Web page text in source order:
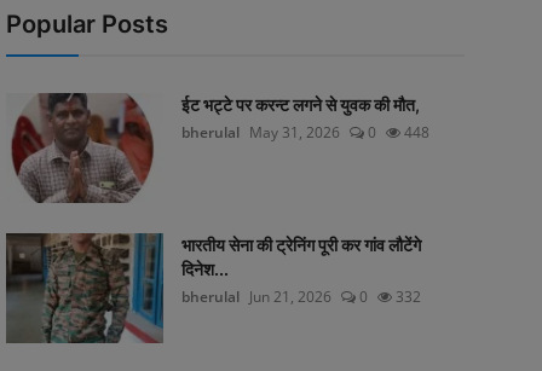
Popular Posts
ईट भट्टे पर करन्ट लगने से युवक की मौत,
bherulal May 31, 2026 0 448
भारतीय सेना की ट्रेनिंग पूरी कर गांव लौटेंगे
दिनेश...
bherulal Jun 21, 2026 0 332